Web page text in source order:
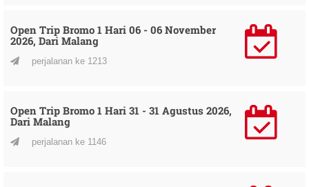
Open Trip Bromo 1 Hari 06 - 06 November
2026, Dari Malang
perjalanan ke 1213
Open Trip Bromo 1 Hari 31 - 31 Agustus 2026,
Dari Malang
perjalanan ke 1146